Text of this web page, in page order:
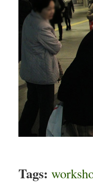
Tags: